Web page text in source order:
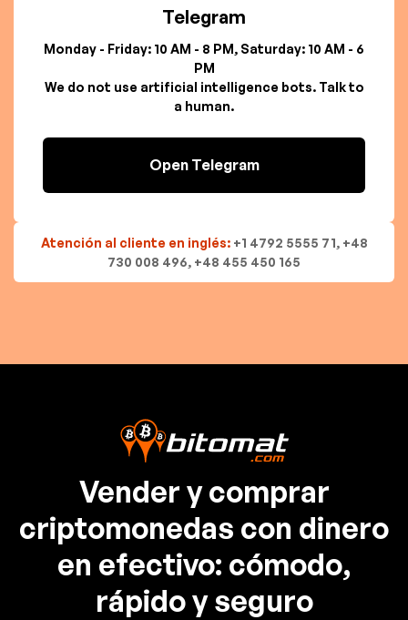
Telegram
Monday - Friday: 10 AM - 8 PM, Saturday: 10 AM - 6
PM
We do not use artificial intelligence bots. Talk to
a human.
Open Telegram
Atención al cliente en inglés: +1 4792 5555 71, +48
730 008 496, +48 455 450 165
Vender y comprar
criptomonedas con dinero
en efectivo: cómodo,
rápido y seguro